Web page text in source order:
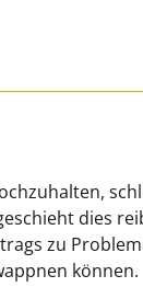
dies
zu
können.